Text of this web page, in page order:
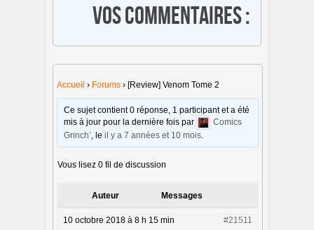
Vos commentaires :
Accueil › Forums › [Review] Venom Tome 2
Ce sujet contient 0 réponse, 1 participant et a été
mis à jour pour la dernière fois par
Comics
Grinch’ , leil y a 7 années et 10 mois
Vous lisez 0 fil de discussion
Auteur Messages
10 octobre 2018 à 8 h 15 min #21511